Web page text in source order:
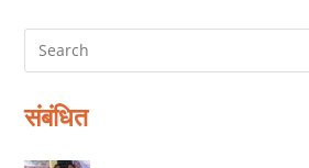
संबंधित